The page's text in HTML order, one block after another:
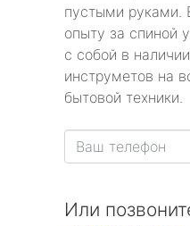
пустыми руками.
опыту за спиной
с собой в
инструметов на
бытовой техники.
Или